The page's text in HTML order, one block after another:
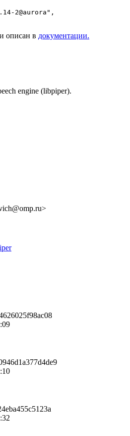
2@aurora" ,
описан в документации.
engine (libpiper).